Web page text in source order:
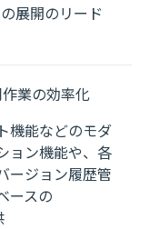
展開のリード
業の効率化
機能などのモダ
ョン機能や、各
ージョン履歴管
ースの